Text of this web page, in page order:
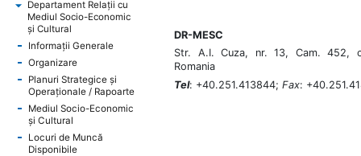
Departament Relaţii cu
Mediul Socio-Economic
şi Cultural
Informații Generale
Organizare
Planuri Strategice şi
Operaţionale / Rapoarte
Mediul Socio-Economic
şi Cultural
Locuri de Muncă
Disponibile
DR-MESC
Str. A.I. Cuza, nr. 13, Cam. 452,
Romania
Tel: +40.251.413844; Fax: